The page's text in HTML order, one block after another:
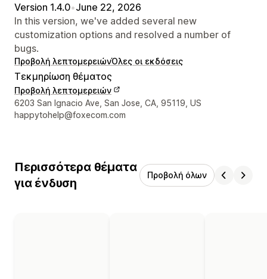
Version 1.4.0•June 22, 2026
In this version, we've added several new
customization options and resolved a number of
bugs.
Προβολή λεπτομερειώνΌλες οι εκδόσεις
Τεκμηρίωση θέματος
Προβολή λεπτομερειών
Στοιχεία επικοινωνίας σχεδιαστή
6203 San Ignacio Ave, San Jose, CA, 95119, US
happytohelp@foxecom.com
Περισσότερα θέματα
για ένδυση
Προβολή όλων